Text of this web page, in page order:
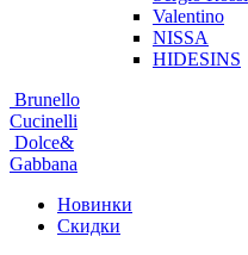
Valentino
NISSA
HIDESINS
Brunello
Cucinelli
Dolce&
Gabbana
Новинки
Скидки